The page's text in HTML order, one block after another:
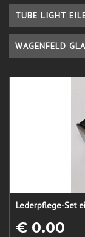
TUBE LIGHT
WAGENFELD
Lederpflege-Set
€ 0.00